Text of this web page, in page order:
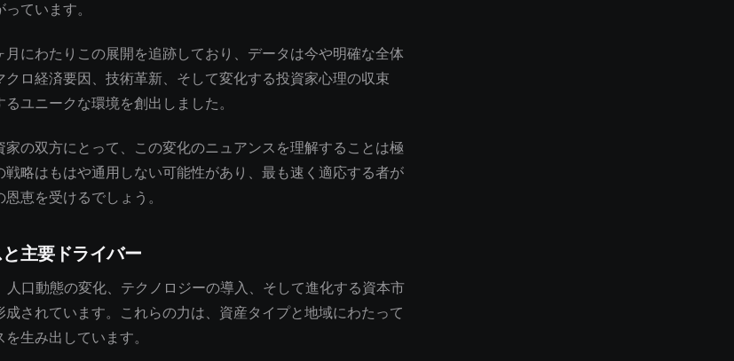
ています。
にわたりこの展開を追跡しており、データは今や明確な全体
ロ経済要因、技術革新、そして変化する投資家心理の収束
ユニークな環境を創出しました。
家の双方にとって、この変化のニュアンスを理解することは極
戦略はもはや通用しない可能性があり、最も速く適応する者が
恵を受けるでしょう。
主要ドライバー
人口動態の変化、テクノロジーの導入、そして進化する資本市
されています。これらの力は、資産タイプと地域にわたって
生み出しています。